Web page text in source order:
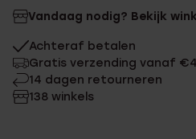
Vandaag nodig? Bekijk
Achteraf betalen
Gratis verzending vanaf
14 dagen retourneren
138 winkels